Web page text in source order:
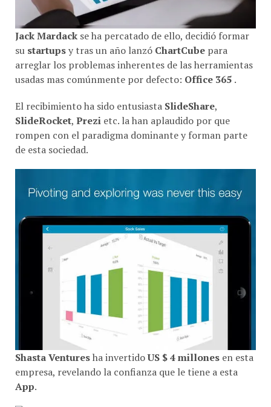
Jack Mardackse ha percatado de ello, decidió formar
su startups y tras un año lanzó ChartCube para
arreglar los problemas inherentes de las herramientas
usadas mas comúnmente por defecto: Office 365
El recibimiento ha sido entusiasta SlideShare
SlideRocket Prezi etc. la han aplaudido por que
rompen con el paradigma dominante y forman parte
de esta sociedad.
Shasta Ventures ha invertidoUS $ 4 millonesen esta
empresa, revelando la confianza que le tiene a esta
App